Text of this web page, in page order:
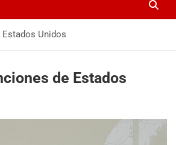
Unidos
de Estados